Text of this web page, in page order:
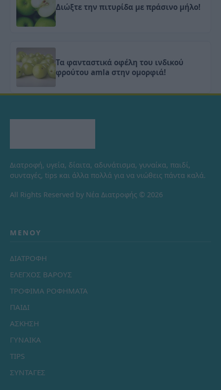
Διώξτε την πιτυρίδα με πράσινο μήλο!
Τα φανταστικά οφέλη του ινδικού
φρούτου amla στην ομορφιά!
Διατροφή, υγεία, δίαιτα, αδυνάτισμα, γυναίκα, παιδί,
συνταγές, tips και άλλα πολλά για να νιώθεις πάντα καλά.
All Rights Reserved by Νέα Διατροφής © 2026
ΜΕΝΟΎ
ΔΙΑΤΡΟΦΗ
ΕΛΕΓΧΟΣ ΒΑΡΟΥΣ
ΤΡΟΦΙΜΑ ΡΟΦΗΜΑΤΑ
ΠΑΙΔΙ
ΑΣΚΗΣΗ
ΓΥΝΑΙΚΑ
TIPS
ΣΥΝΤΑΓΕΣ